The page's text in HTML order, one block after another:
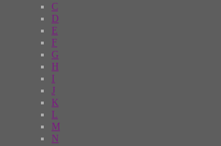
C
D
E
F
G
H
I
J
K
L
M
N